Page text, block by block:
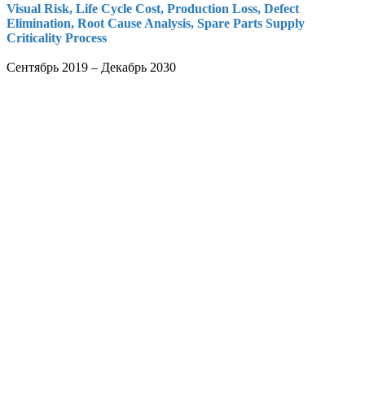
Visual Risk, Life Cycle Cost, Production Loss, Defect
Elimination, Root Cause Analysis, Spare Parts Supply
Criticality Process
Сентябрь 2019 – Декабрь 2030